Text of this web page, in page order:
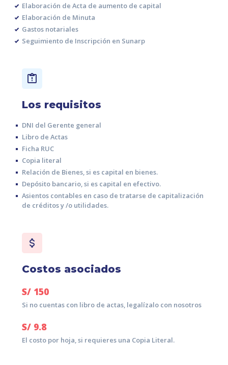
Elaboración de Acta de aumento de capital
Elaboración de Minuta
Gastos notariales
Seguimiento de Inscripción en Sunarp
Los requisitos
DNI del Gerente general
Libro de Actas
Ficha RUC
Copia literal
Relación de Bienes, si es capital en bienes.
Depósito bancario, si es capital en efectivo.
Asientos contables en caso de tratarse de capitalización
de créditos y /o utilidades.
Costos asociados
S/ 150
Si no cuentas con libro de actas, legalízalo con nosotros
S/ 9.8
El costo por hoja, si requieres una Copia Literal.